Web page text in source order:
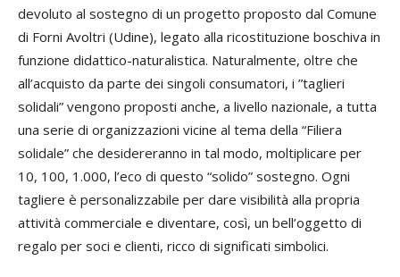
devoluto al sostegno di un progetto proposto dal Comune
di Forni Avoltri (Udine), legato alla ricostituzione boschiva in
funzione didattico-naturalistica. Naturalmente, oltre che
all’acquisto da parte dei singoli consumatori, i ”taglieri
solidali” vengono proposti anche, a livello nazionale, a tutta
una serie di organizzazioni vicine al tema della “Filiera
solidale” che desidereranno in tal modo, moltiplicare per
10, 100, 1.000, l’eco di questo “solido” sostegno. Ogni
tagliere è personalizzabile per dare visibilità alla propria
attività commerciale e diventare, così, un bell’oggetto di
regalo per soci e clienti, ricco di significati simbolici.